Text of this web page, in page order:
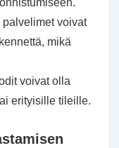
voivat
mikä
voivat olla
erityisille tileille.